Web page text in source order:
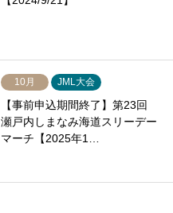
10月 JML大会
【事前申込期間終了】第23回
瀬戸内しまなみ海道スリーデー
マーチ【2025年1…